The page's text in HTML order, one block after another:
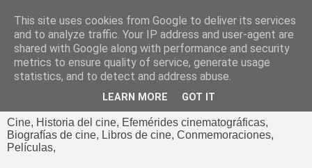
El cultural
cinematográfico de Jorge
Cine, Historia del cine, Efemérides cinematográficas,
Biografías de cine, Libros de cine, Conmemoraciones,
Películas,
This site uses cookies from Google to deliver its services
and to analyze traffic. Your IP address and user-agent are
shared with Google along with performance and security
metrics to ensure quality of service, generate usage
statistics, and to detect and address abuse.
LEARN MORE GOT IT